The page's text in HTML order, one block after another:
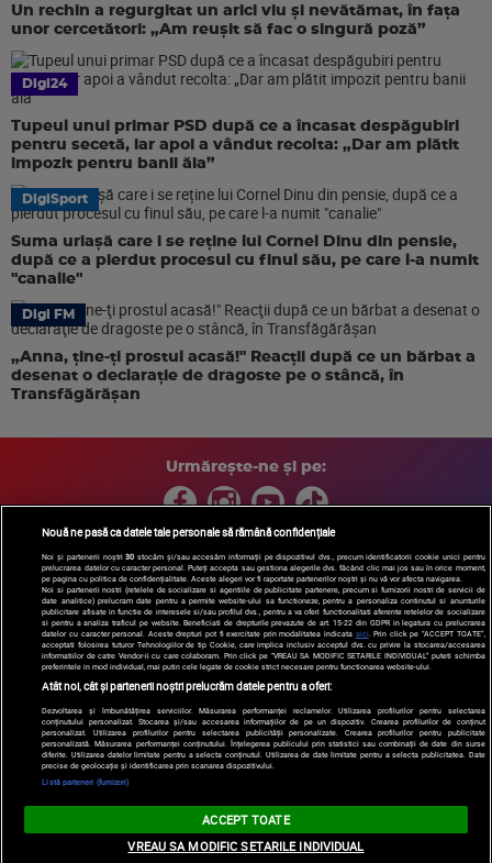
Un rechin a regurgitat un arici viu și nevătămat, în fața
unor cercetători: „Am reușit să fac o singură poză”
Digi24
Tupeul unui primar PSD după ce a încasat despăgubiri
pentru secetă, iar apoi a vândut recolta: „Dar am plătit
impozit pentru banii ăia”
DigiSport
Suma uriașă care i se reține lui Cornel Dinu din pensie,
după ce a pierdut procesul cu finul său, pe care l-a numit
"canalie"
Digi FM
„Anna, ţine-ţi prostul acasă!" Reacţii după ce un bărbat a
desenat o declaraţie de dragoste pe o stâncă, în
Transfăgărăşan
Urmărește-ne și pe:
Copyright © 2026 / DIGI ROMANIA S.A.
Arhiva
Comunicate de presă Politica de confidentialitate
Termeni
si conditii
Gestionați preferințele| Contact/Info Codul etic
Nouă ne pasă ca datele tale personale să rămână confidențiale
Noi și partenerii noștri30 stocăm și/sau accesăm informații pe dispozitivul dvs., precum identificatorii cookie unici pentru
prelucrarea datelor cu caracter personal. Puteți accepta sau gestiona alegerile dvs. făcând clic mai jos sau în orice moment,
pe pagina cu politica de confidențialitate. Aceste alegeri vor fi raportate partenerilor noștri și nu vă vor afecta navigarea.
Noi si partenerii nostri (retelele de socializare si agentiile de publicitate partenere, precum si furnizorii nostri de servicii de
date analitice) prelucram date pentru a permite website-ului sa functioneze, pentru a personaliza continutul si anunturile
publicitare afisate in functie de interesele si/sau profilul dvs., pentru a va oferi functionalitati aferente retelelor de socializare
si pentru a analiza traficul pe website. Beneficiati de drepturile prevazute de art. 15-22 din GDPR in legatura cu prelucrarea
datelor cu caracter personal. Aceste drepturi pot fi exercitate prin modalitatea indicata aici. Prin click pe “ACCEPT TOATE”,
acceptati folosirea tuturor Tehnologiilor de tip Cookie, care implica inclusiv acceptul dvs. cu privire la stocarea/accesarea
informatiilor de catre Vendor-ii cu care colaboram. Prin click pe “VREAU SA MODIFIC SETARILE INDIVIDUAL” puteti schimba
preferintele in mod individual, mai putin cele legate de cookie strict necesare pentru functionarea website-ului.
Atât noi, cât și partenerii noștri prelucrăm datele pentru a oferi:
Dezvoltarea și îmbunătățirea serviciilor. Măsurarea performanței reclamelor. Utilizarea profilurilor pentru selectarea
conținutului personalizat. Stocarea și/sau accesarea informațiilor de pe un dispozitiv. Crearea profilurilor de conținut
personalizat. Utilizarea profilurilor pentru selectarea publicității personalizate. Crearea profilurilor pentru publicitate
personalizată. Măsurarea performanței conținutului. Înțelegerea publicului prin statistici sau combinații de date din surse
diferite. Utilizarea datelor limitate pentru a selecta conținutul. Utilizarea de date limitate pentru a selecta publicitatea. Date
precise de geolocație și identificarea prin scanarea dispozitivului.
Listă parteneri (furnizori)
ACCEPT TOATE
VREAU SA MODIFIC SETARILE INDIVIDUAL